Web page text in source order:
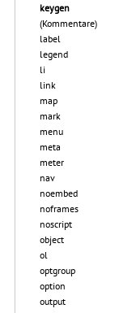
keygen
(Kommentare)
label
legend
li
link
map
mark
menu
meta
meter
nav
noembed
noframes
noscript
object
ol
optgroup
option
output